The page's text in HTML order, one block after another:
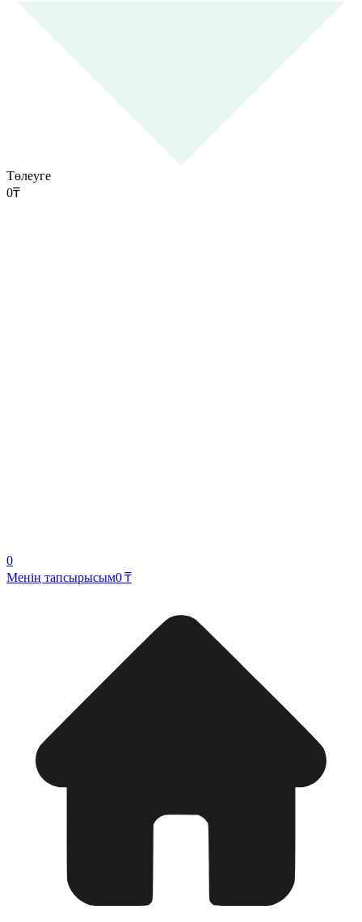
Төлеуге
0₸
0
Менің тапсырысым0 ₸